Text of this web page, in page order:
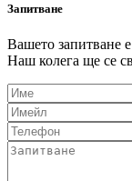
Запитване
Вашето запитване
Наш колега ще се